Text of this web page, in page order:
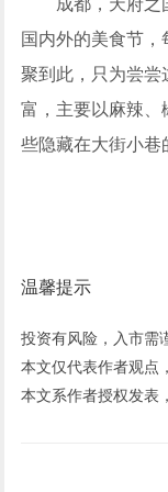
成都，天府之
国内外的美食节
聚到此，只为尝尝
富，主要以麻辣、
些隐藏在大街小巷
温馨提示
投资有风险，入市需
本文仅代表作者观点
本文系作者授权发表